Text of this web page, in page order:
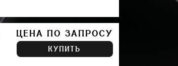
ЦЕНА ПО ЗАПРОСУ
КУПИТЬ